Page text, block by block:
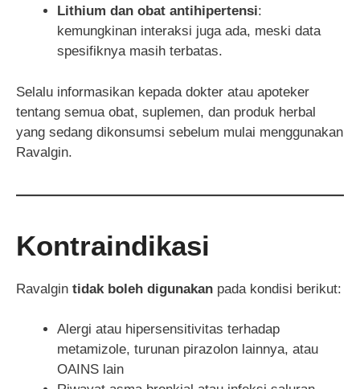
Lithium dan obat antihipertensi:
kemungkinan interaksi juga ada, meski data
spesifiknya masih terbatas.
Selalu informasikan kepada dokter atau apoteker
tentang semua obat, suplemen, dan produk herbal
yang sedang dikonsumsi sebelum mulai menggunakan
Ravalgin.
Kontraindikasi
Ravalgin tidak boleh digunakan pada kondisi berikut:
Alergi atau hipersensitivitas terhadap
metamizole, turunan pirazolon lainnya, atau
OAINS lain